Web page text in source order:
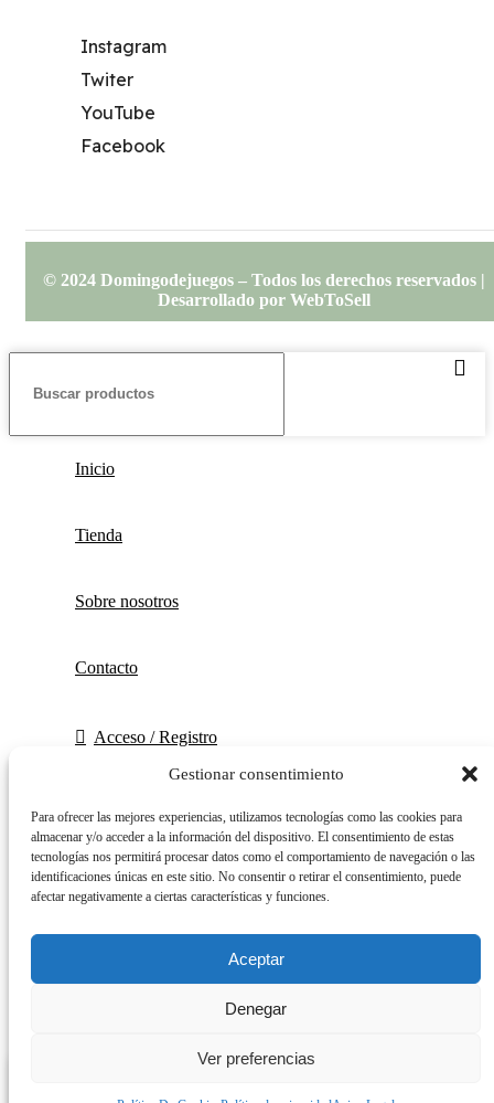
Gestionar consentimiento
Para ofrecer las mejores experiencias, utilizamos tecnologías como las cookies para
almacenar y/o acceder a la información del dispositivo. El consentimiento de estas
tecnologías nos permitirá procesar datos como el comportamiento de navegación o las
identificaciones únicas en este sitio. No consentir o retirar el consentimiento, puede
afectar negativamente a ciertas características y funciones.
Aceptar
Denegar
Ver preferencias
Instagram
Twiter
YouTube
Facebook
© 2024 Domingodejuegos – Todos los derechos reservados |
Desarrollado por WebToSell
Inicio
Tienda
Sobre nosotros
Contacto
Acceso / Registro
Carrito
Cerrar
Entrar
Cerrar